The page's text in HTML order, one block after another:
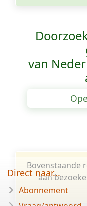
van
Bovenstaande
aan
Direct naar...
Abonnement